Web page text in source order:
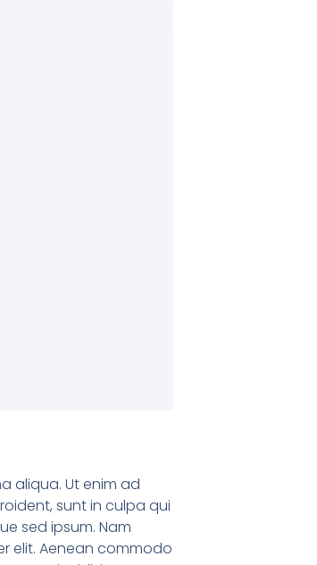
aliqua. Ut enim ad
sunt in culpa qui
sed ipsum. Nam
elit. Aenean commodo